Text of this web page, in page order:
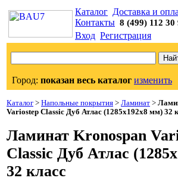
Каталог Доставка и
Контакты 8 (499) 112 30
Вход Регистрация
Город: показан весь каталог изменить
Каталог > Напольные покрытия > Ламинат >
Variostep Classic Дуб Атлас (1285x192x8 мм) 32
Ламинат Kronospan
Classic Дуб Атлас
32 класс